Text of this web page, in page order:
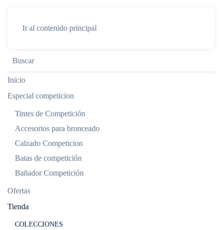
Ir al contenido principal
Inicio
Especial competicion
Tintes de Competición
Accesorios para bronceado
Calzado Competicion
Batas de competición
Bañador Competición
Ofertas
Tienda
COLECCIONES